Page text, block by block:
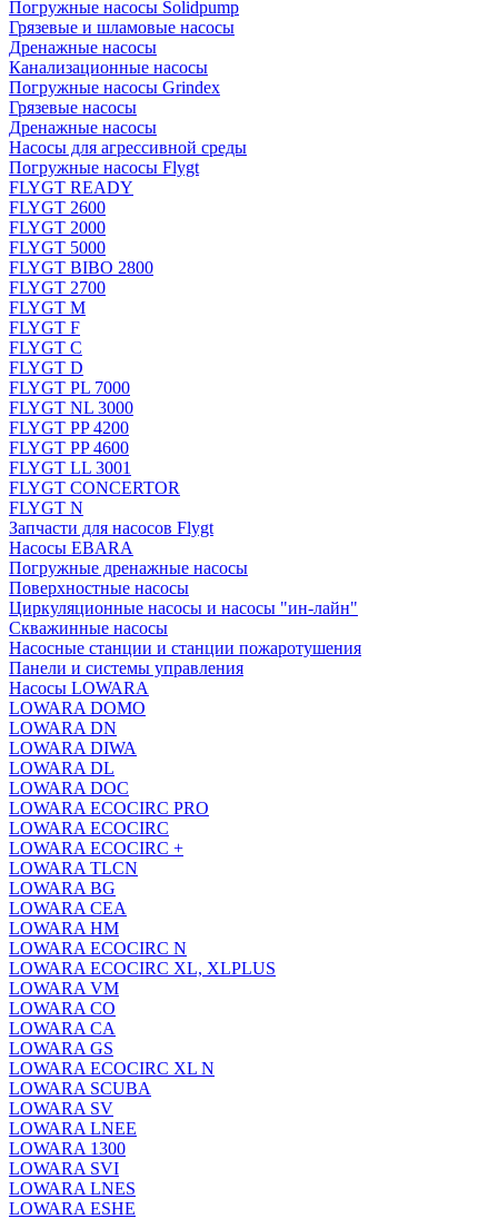
Погружные насосы Solidpump
Грязевые и шламовые насосы
Дренажные насосы
Канализационные насосы
Погружные насосы Grindex
Грязевые насосы
Дренажные насосы
Насосы для агрессивной среды
Погружные насосы Flygt
FLYGT READY
FLYGT 2600
FLYGT 2000
FLYGT 5000
FLYGT BIBO 2800
FLYGT 2700
FLYGT M
FLYGT F
FLYGT C
FLYGT D
FLYGT PL 7000
FLYGT NL 3000
FLYGT PP 4200
FLYGT PP 4600
FLYGT LL 3001
FLYGT CONCERTOR
FLYGT N
Запчасти для насосов Flygt
Насосы EBARA
Погружные дренажные насосы
Поверхностные насосы
Циркуляционные насосы и насосы "ин-лайн"
Скважинные насосы
Насосные станции и станции пожаротушения
Панели и системы управления
Насосы LOWARA
LOWARA DOMO
LOWARA DN
LOWARA DIWA
LOWARA DL
LOWARA DOC
LOWARA ECOCIRC PRO
LOWARA ECOCIRC
LOWARA ECOCIRC +
LOWARA TLCN
LOWARA BG
LOWARA CEA
LOWARA HM
LOWARA ECOCIRC N
LOWARA ECOCIRC XL, XLPLUS
LOWARA VM
LOWARA CO
LOWARA CA
LOWARA GS
LOWARA ECOCIRC XL N
LOWARA SCUBA
LOWARA SV
LOWARA LNEE
LOWARA 1300
LOWARA SVI
LOWARA LNES
LOWARA ESHE